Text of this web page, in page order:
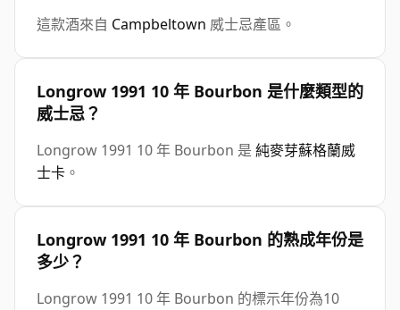
這款酒來自 Campbeltown 威士忌產區。
Longrow 1991 10 年 Bourbon 是什麼類型的
威士忌？
Longrow 1991 10 年 Bourbon 是 純麥芽蘇格蘭威
士卡 。
Longrow 1991 10 年 Bourbon 的熟成年份是
多少？
Longrow 1991 10 年 Bourbon 的標示年份為10